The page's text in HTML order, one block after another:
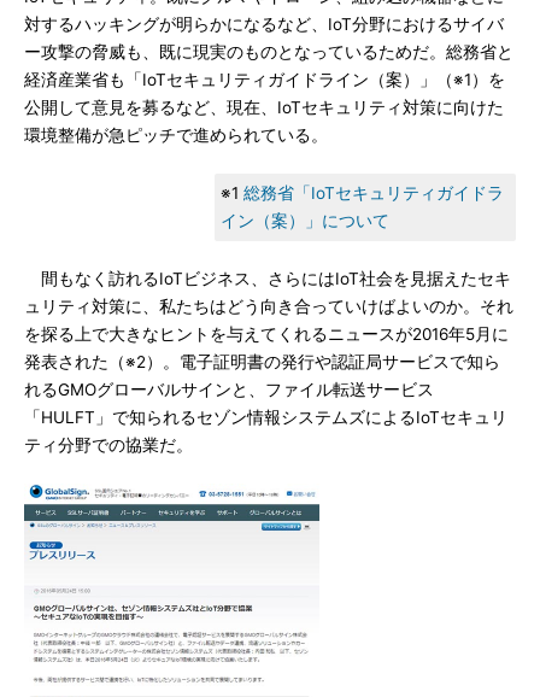
対するハッキングが明らかになるなど、IoT分野におけるサイバ
ー攻撃の脅威も、既に現実のものとなっているためだ。総務省と
経済産業省も「IoTセキュリティガイドライン（案）」（※1）を
公開して意見を募るなど、現在、IoTセキュリティ対策に向けた
環境整備が急ピッチで進められている。
※1 総務省「IoTセキュリティガイドラ
イン（案）」について
間もなく訪れるIoTビジネス、さらにはIoT社会を見据えたセキ
ュリティ対策に、私たちはどう向き合っていけばよいのか。それ
を探る上で大きなヒントを与えてくれるニュースが2016年5月に
発表された（※2）。電子証明書の発行や認証局サービスで知ら
れるGMOグローバルサインと、ファイル転送サービス
「HULFT」で知られるセゾン情報システムズによるIoTセキュリ
ティ分野での協業だ。